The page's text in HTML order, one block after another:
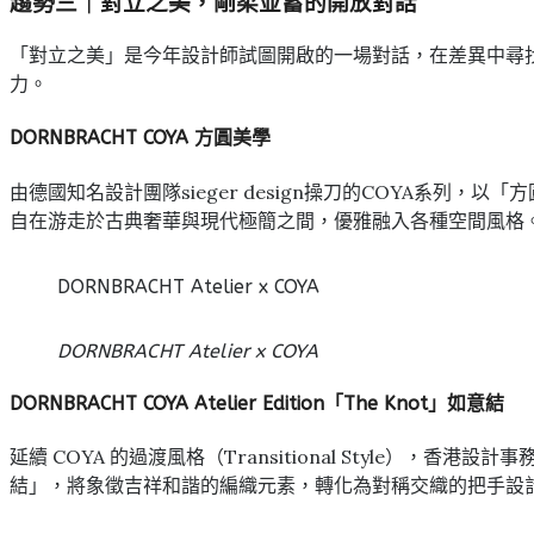
「對立之美」是今年設計師試圖開啟的一場對話，在差異中
力。
DORNBRACHT COYA 方圓美學
由德國知名設計團隊sieger design操刀的COYA系列，以「
自在游走於古典奢華與現代極簡之間，優雅融入各種空間風格
DORNBRACHT Atelier x COYA
DORNBRACHT Atelier x COYA
DORNBRACHT COYA Atelier Edition「The Knot」如意結
延續 COYA 的過渡風格（Transitional Style），香港設計事
結」，將象徵吉祥和諧的編織元素，轉化為對稱交織的把手